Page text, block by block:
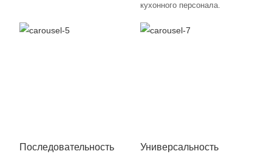
кухонного персонала.
Последовательность Универсальность